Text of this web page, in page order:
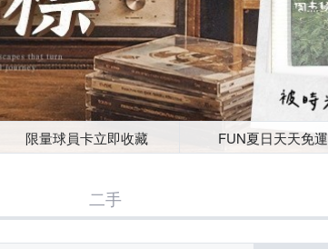
限量球員卡立即收藏 FUN夏日天天免運
二手